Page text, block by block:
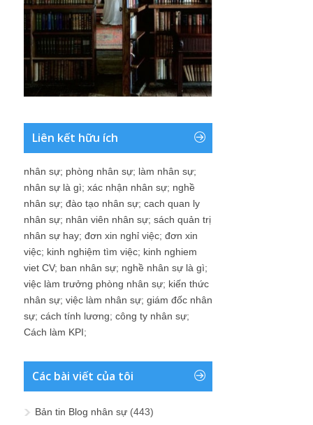
Liên kết hữu ích
nhân sự; phòng nhân sự; làm nhân sự;
nhân sự là gì; xác nhận nhân sự; nghề
nhân sự; đào tạo nhân sự; cach quan ly
nhân sự; nhân viên nhân sự; sách quản trị
nhân sự hay; đơn xin nghỉ việc; đơn xin
việc; kinh nghiệm tìm việc; kinh nghiem
viet CV; ban nhân sự; nghề nhân sự là gì;
việc làm trưởng phòng nhân sự; kiến thức
nhân sự; việc làm nhân sự; giám đốc nhân
sự; cách tính lương; công ty nhân sự;
Cách làm KPI;
Các bài viết của tôi
Bản tin Blog nhân sự (443)